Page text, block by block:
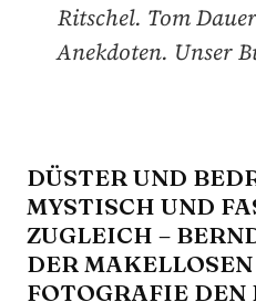
Ritschel. Tom
Anekdoten. Unser
DÜSTER UND
MYSTISCH UND
ZUGLEICH –
DER
FOTOGRAFIE DEN